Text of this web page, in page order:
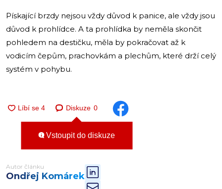
Pískající brzdy nejsou vždy důvod k panice, ale vždy jsou
důvod k prohlídce. A ta prohlídka by neměla skončit
pohledem na destičku, měla by pokračovat až k
vodicím čepům, prachovkám a plechům, které drží celý
systém v pohybu.
Diskuze 0
Vstoupit do diskuze
Autor článku
Ondřej Komárek